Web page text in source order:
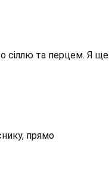
сіллю та перцем. Я ще
прямо